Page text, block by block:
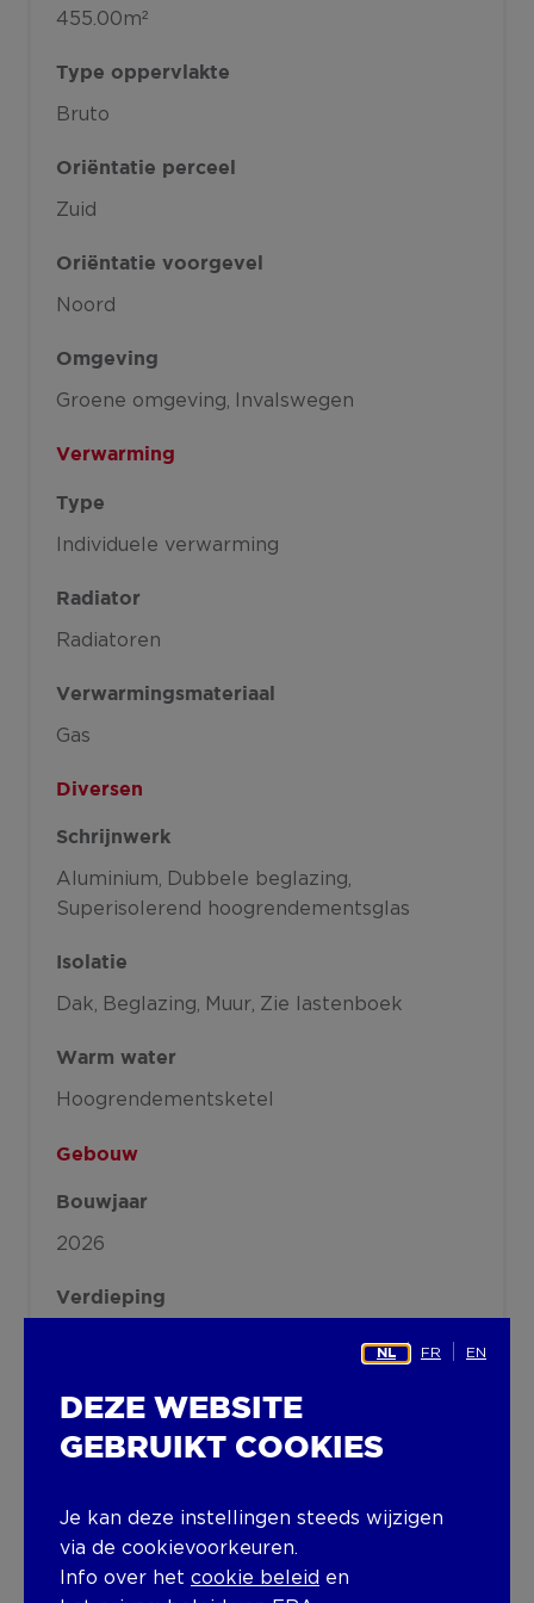
455.00m²
Type oppervlakte
Bruto
Oriëntatie perceel
Zuid
Oriëntatie voorgevel
Noord
Omgeving
Groene omgeving Invalswegen
Verwarming
Type
Individuele verwarming
Radiator
Radiatoren
Verwarmingsmateriaal
Gas
Diversen
Schrijnwerk
Aluminium
Dubbele beglazing
Superisolerend hoogrendementsglas
Isolatie
Dak Beglazing Muur Zie lastenboek
Warm water
Hoogrendementsketel
Gebouw
Bouwjaar
2026
Verdieping
Allerlei
Ventilatie
Ja
Zonnepanelen
NL FR EN
DEZE WEBSITE
GEBRUIKT COOKIES
Je kan deze instellingen steeds wijzigen
via de cookievoorkeuren.
Info over het cookie beleid en